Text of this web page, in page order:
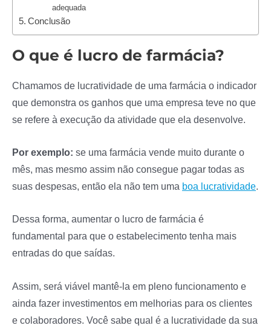
adequada
Conclusão
O que é lucro de farmácia?
Chamamos de lucratividade de uma farmácia o indicador
que demonstra os ganhos que uma empresa teve no que
se refere à execução da atividade que ela desenvolve.
Por exemplo: se uma farmácia vende muito durante o
mês, mas mesmo assim não consegue pagar todas as
suas despesas, então ela não tem uma boa lucratividade.
Dessa forma, aumentar o lucro de farmácia é
fundamental para que o estabelecimento tenha mais
entradas do que saídas.
Assim, será viável mantê-la em pleno funcionamento e
ainda fazer investimentos em melhorias para os clientes
e colaboradores. Você sabe qual é a lucratividade da sua